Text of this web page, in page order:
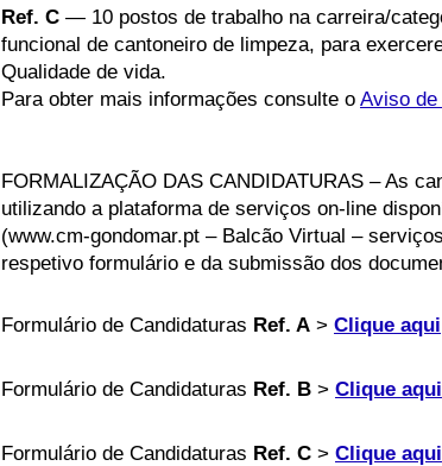
Ref. C — 10 postos de trabalho na carreira/
funcional de cantoneiro de limpeza, para
Qualidade de vida.
Para obter mais informações consulte o Aviso
FORMALIZAÇÃO DAS CANDIDATURAS – As
utilizando a plataforma de serviços on-line
(www.cm-gondomar.pt – Balcão Virtual –
respetivo formulário e da submissão dos
Formulário de Candidaturas Ref. A > Clique aqui
Formulário de Candidaturas Ref. B > Clique aqui
Formulário de Candidaturas Ref. C > Clique aqui